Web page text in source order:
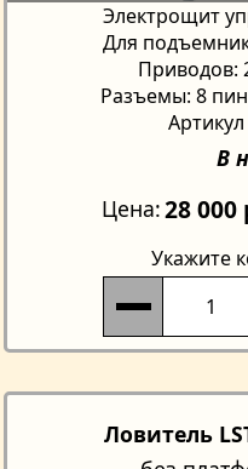
Электрощит
Для
Приводов:
Разъемы: 8
В
Цена 28 000
Укажите
Ловитель